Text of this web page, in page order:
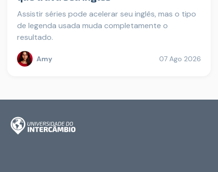
Assistir séries pode acelerar seu inglês, mas o tipo
de legenda usada muda completamente o
resultado.
Amy 07 Ago 2026